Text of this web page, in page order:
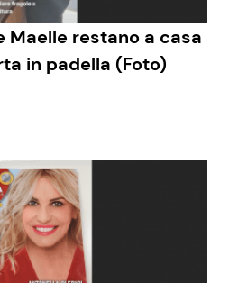
Maelle restano a casa
in padella (Foto)